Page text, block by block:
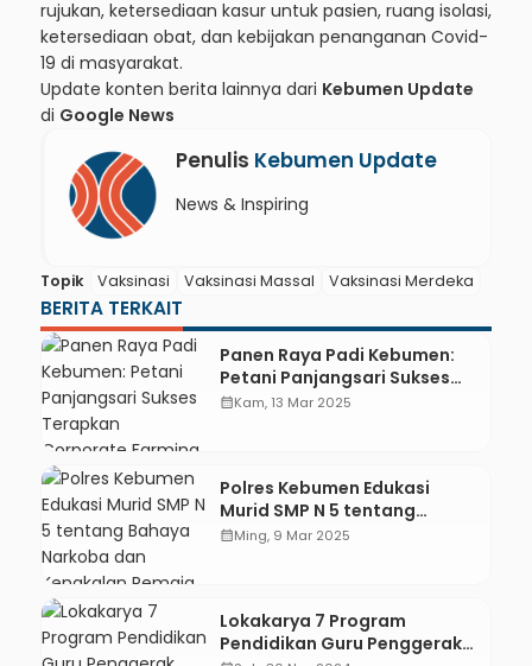
rujukan, ketersediaan kasur untuk pasien, ruang isolasi,
ketersediaan obat, dan kebijakan penanganan Covid-
19 di masyarakat.
Update konten berita lainnya dari Kebumen Update
di Google News
Penulis Kebumen Update
News & Inspiring
Topik Vaksinasi Vaksinasi Massal Vaksinasi Merdeka
BERITA TERKAIT
Panen Raya Padi Kebumen:
Petani Panjangsari Sukses
Terapkan Corporate Farming
calendar_monthKam, 13 Mar 2025
Polres Kebumen Edukasi
Murid SMP N 5 tentang
Bahaya Narkoba dan
calendar_monthMing, 9 Mar 2025
Lokakarya 7 Program
Pendidikan Guru Penggerak